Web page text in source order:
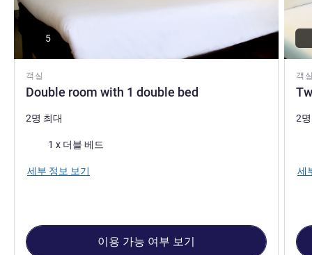
객실
Double room with 1 double bed
5
2명 최대
1 x 더블 베드
세부 정보 보기
이용 가능 여부 보기
객
2
세